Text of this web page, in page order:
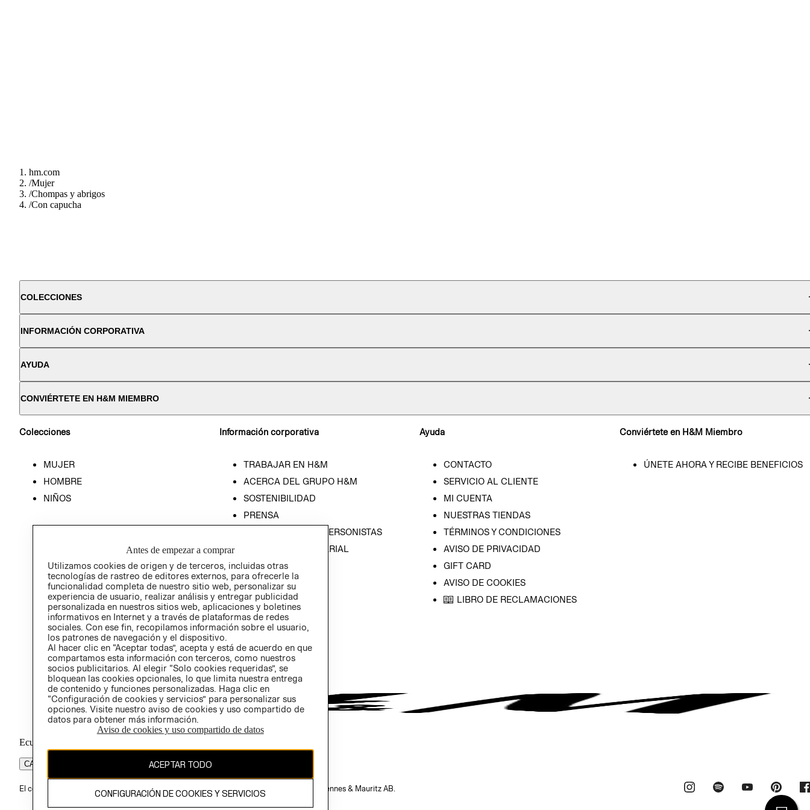
hm.com
/Mujer
/Chompas y abrigos
/Con capucha
COLECCIONES
INFORMACIÓN CORPORATIVA
AYUDA
CONVIÉRTETE EN H&M MIEMBRO
Colecciones
MUJER
HOMBRE
NIÑOS
Información corporativa
TRABAJAR EN H&M
ACERCA DEL GRUPO H&M
SOSTENIBILIDAD
PRENSA
RELACIÓN CON INVERSONISTAS
POLÍTICA EMPRESARIAL
Ayuda
CONTACTO
SERVICIO AL CLIENTE
MI CUENTA
NUESTRAS TIENDAS
TÉRMINOS Y CONDICIONES
AVISO DE PRIVACIDAD
GIFT CARD
AVISO DE COOKIES
LIBRO DE RECLAMACIONES
Conviértete en H&M Miembro
ÚNETE AHORA Y RECIBE BENEFICIOS
Ecuador ($)
CAMBIAR REGIÓN
El contenido de esta página web está protegido por copyright y es propiedad de H&M Hennes & Mauritz AB.
Antes de empezar a comprar
Utilizamos cookies de origen y de terceros, incluidas otras
tecnologías de rastreo de editores externos, para ofrecerle la
funcionalidad completa de nuestro sitio web, personalizar su
experiencia de usuario, realizar análisis y entregar publicidad
personalizada en nuestros sitios web, aplicaciones y boletines
informativos en Internet y a través de plataformas de redes
sociales. Con ese fin, recopilamos información sobre el usuario,
los patrones de navegación y el dispositivo.
Al hacer clic en “Aceptar todas”, acepta y está de acuerdo en que
compartamos esta información con terceros, como nuestros
socios publicitarios. Al elegir “Solo cookies requeridas”, se
bloquean las cookies opcionales, lo que limita nuestra entrega
de contenido y funciones personalizadas. Haga clic en
“Configuración de cookies y servicios” para personalizar sus
opciones. Visite nuestro aviso de cookies y uso compartido de
datos para obtener más información.
Aviso de cookies y uso compartido de datos
ACEPTAR TODO
CONFIGURACIÓN DE COOKIES Y SERVICIOS